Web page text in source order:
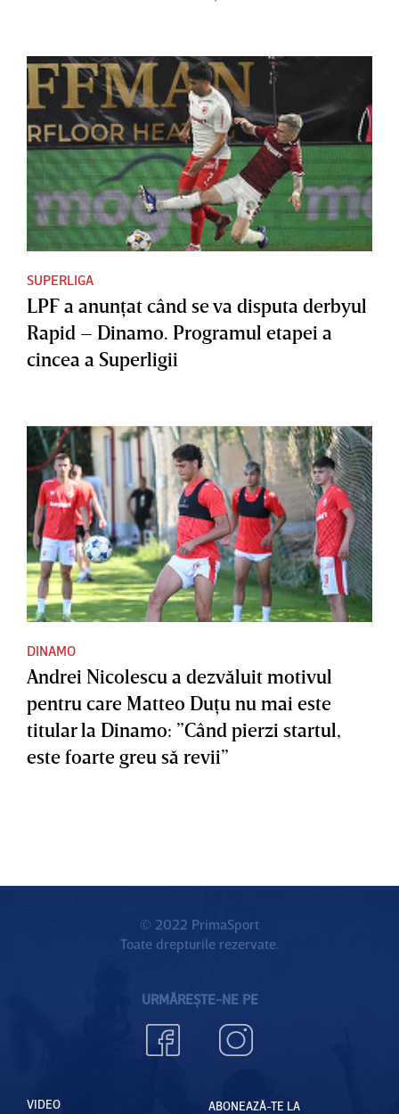
SUPERLIGA
LPF a anunţat când se va disputa derbyul
Rapid – Dinamo. Programul etapei a
cincea a Superligii
DINAMO
Andrei Nicolescu a dezvăluit motivul
pentru care Matteo Duţu nu mai este
titular la Dinamo: ”Când pierzi startul,
este foarte greu să revii”
© 2022 PrimaSport
Toate drepturile rezervate.
URMĂREȘTE-NE PE
VIDEO
ABONEAZĂ-TE LA